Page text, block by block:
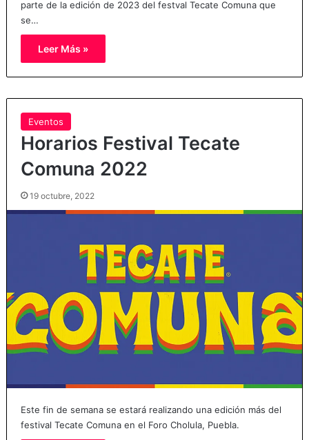
parte de la edición de 2023 del festval Tecate Comuna que
se…
Leer Más »
Eventos
Horarios Festival Tecate
Comuna 2022
19 octubre, 2022
Este fin de semana se estará realizando una edición más del
festival Tecate Comuna en el Foro Cholula, Puebla.